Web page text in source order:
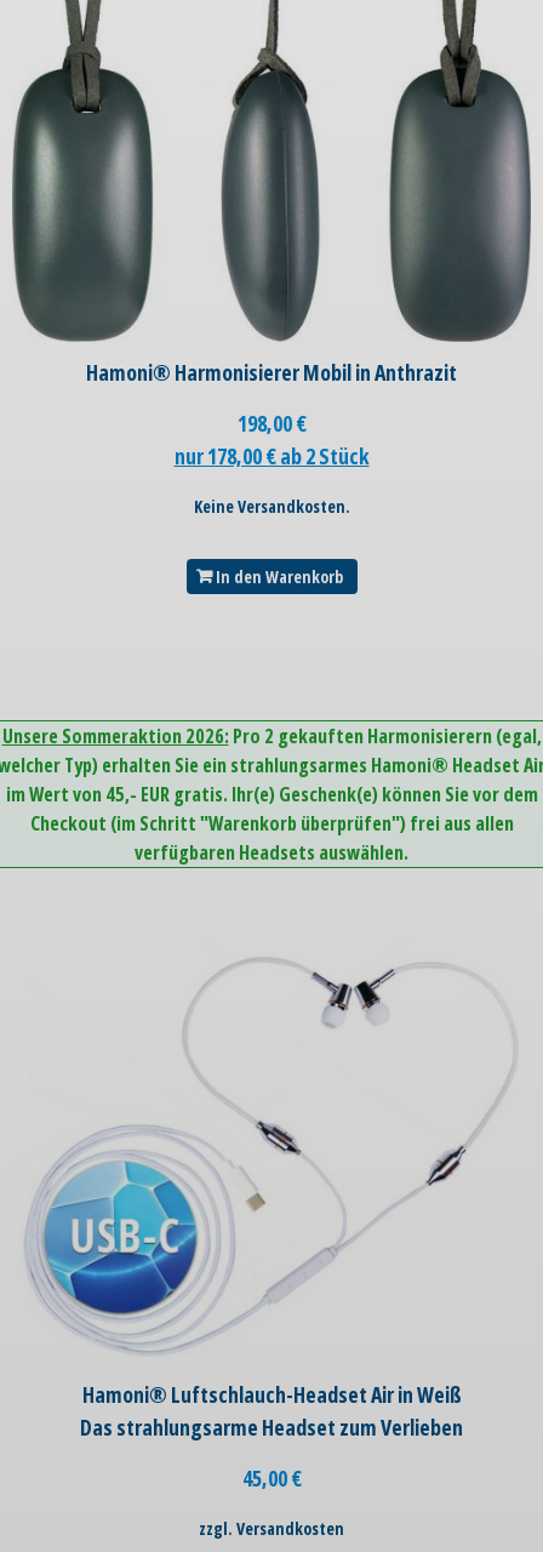
Hamoni® Harmonisierer Mobil in Anthrazit
198,00€
nur 178,00 € ab 2 Stück
Keine Versandkosten.
In den Warenkorb
Unsere Sommeraktion 2026: Pro 2 gekauften Harmonisierern (egal,
Typ) erhalten Sie ein strahlungsarmes Hamoni® Headset
im Wert von 45,- EUR gratis. Ihr(e) Geschenk(e) können Sie vor dem
Checkout (im Schritt "Warenkorb überprüfen") frei aus allen
verfügbaren Headsets auswählen.
Hamoni® Luftschlauch-Headset Air in Weiß
Das strahlungsarme Headset zum Verlieben
45,00€
zzgl. Versandkosten